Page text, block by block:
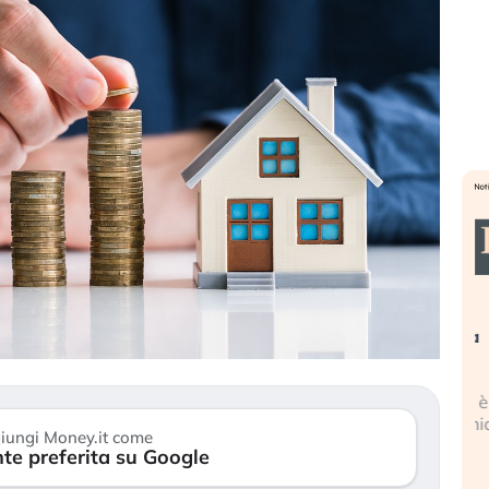
Money.it come
preferita su Google
Investitori
lo scoppio
Quando la finanza pesa più
ripetendo gli errori del 2008?
sempre più sganciata dall’economia
reale. (…)